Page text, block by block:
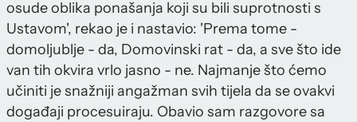
osude oblika ponašanja koji su bili suprotnosti s
Ustavom', rekao je i nastavio: 'Prema tome -
domoljublje - da, Domovinski rat - da, a sve što ide
van tih okvira vrlo jasno - ne. Najmanje što ćemo
učiniti je snažniji angažman svih tijela da se ovakvi
događaji procesuiraju. Obavio sam razgovore sa